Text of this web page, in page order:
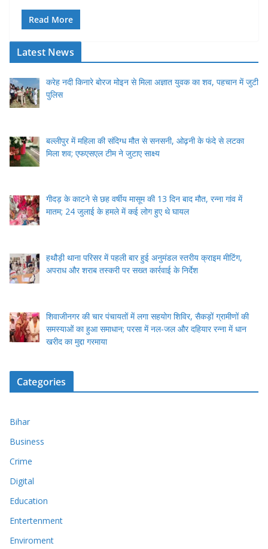
Read More
Latest News
करेह नदी किनारे बोरज मोइन से मिला अज्ञात युवक का शव, पहचान में जुटी
पुलिस
बल्लीपुर में महिला की संदिग्ध मौत से सनसनी, ओढ़नी के फंदे से लटका
मिला शव; एफएसएल टीम ने जुटाए साक्ष्य
गीदड़ के काटने से छह वर्षीय मासूम की 13 दिन बाद मौत, रन्ना गांव में
मातम; 24 जुलाई के हमले में कई लोग हुए थे घायल
हथौड़ी थाना परिसर में पहली बार हुई अनुमंडल स्तरीय क्राइम मीटिंग,
अपराध और शराब तस्करी पर सख्त कार्रवाई के निर्देश
शिवाजीनगर की चार पंचायतों में लगा सहयोग शिविर, सैकड़ों ग्रामीणों की
समस्याओं का हुआ समाधान; परसा में नल-जल और दहियार रन्ना में धान
खरीद का मुद्दा गरमाया
Categories
Bihar
Business
Crime
Digital
Education
Entertenment
Enviroment